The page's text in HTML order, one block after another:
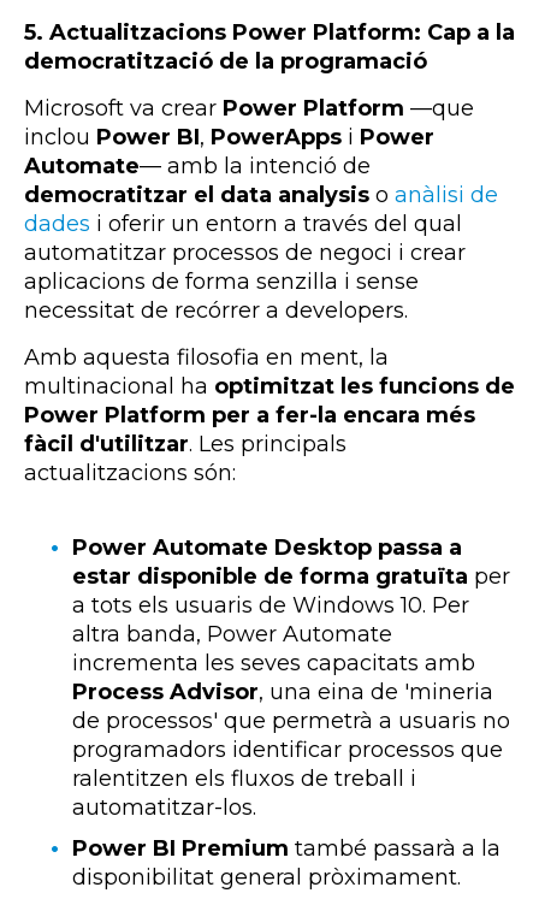
5. Actualitzacions Power Platform: Cap a la
democratització de la programació
Microsoft va crear Power Platform —que
inclou Power BI, PowerApps i Power
Automate— amb la intenció de
democratitzar el data analysis o anàlisi de
dades i oferir un entorn a través del qual
automatitzar processos de negoci i crear
aplicacions de forma senzilla i sense
necessitat de recórrer a developers.
Amb aquesta filosofia en ment, la
multinacional ha optimitzat les funcions de
Power Platform per a fer-la encara més
fàcil d'utilitzar. Les principals
actualitzacions són:
Power Automate Desktop passa a
estar disponible de forma gratuïta per
a tots els usuaris de Windows 10. Per
altra banda, Power Automate
incrementa les seves capacitats amb
Process Advisor, una eina de 'mineria
de processos' que permetrà a usuaris no
programadors identificar processos que
ralentitzen els fluxos de treball i
automatitzar-los.
Power BI Premium també passarà a la
disponibilitat general pròximament.